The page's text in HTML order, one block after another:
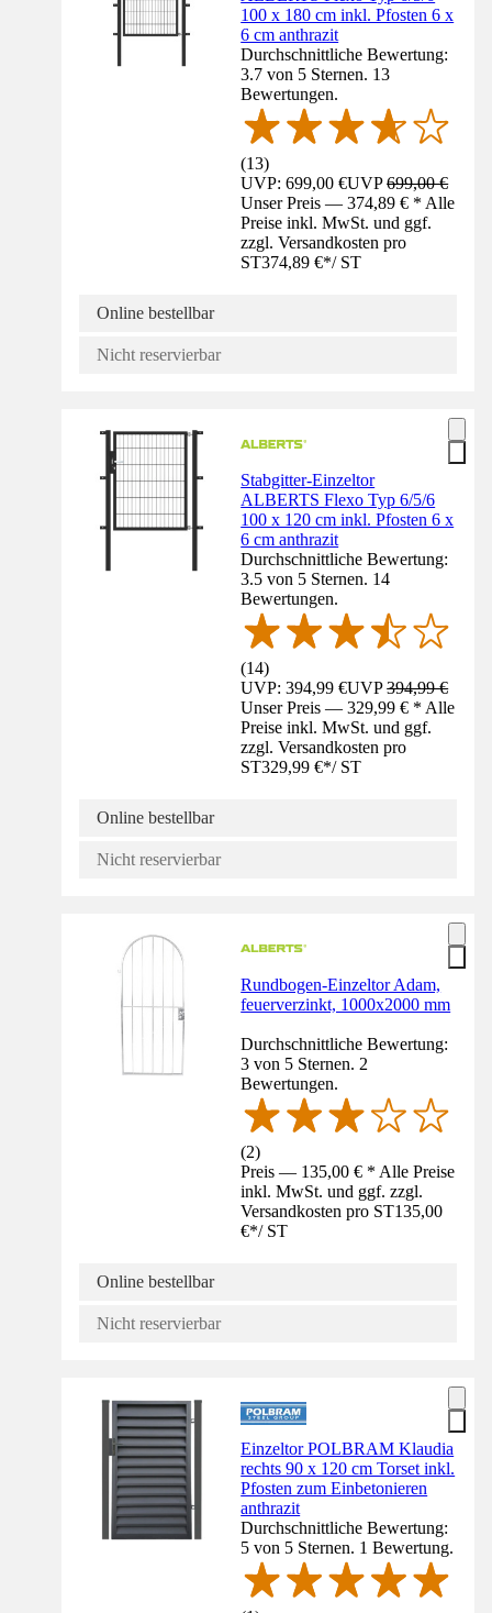
100 x 180 cm inkl. Pfosten 6 x
6 cm anthrazit
Durchschnittliche Bewertung:
3.7 von 5 Sternen. 13
Bewertungen.
(13)
UVP: 699,00 €UVP699,00 €
Unser Preis — 374,89 € * Alle
Preise inkl. MwSt. und ggf.
zzgl. Versandkosten pro
ST374,89 €*/ ST
Online bestellbar
Nicht reservierbar
Stabgitter-Einzeltor
ALBERTS Flexo Typ 6/5/6
100 x 120 cm inkl. Pfosten 6 x
6 cm anthrazit
Durchschnittliche Bewertung:
3.5 von 5 Sternen. 14
Bewertungen.
(14)
UVP: 394,99 €UVP394,99 €
Unser Preis — 329,99 € * Alle
Preise inkl. MwSt. und ggf.
zzgl. Versandkosten pro
ST329,99 €*/ ST
Online bestellbar
Nicht reservierbar
Rundbogen-Einzeltor Adam,
feuerverzinkt, 1000x2000 mm
Durchschnittliche Bewertung:
3 von 5 Sternen. 2
Bewertungen.
(2)
Preis — 135,00 € * Alle Preise
inkl. MwSt. und ggf. zzgl.
Versandkosten pro ST135,00
€*/ ST
Online bestellbar
Nicht reservierbar
Einzeltor POLBRAM Klaudia
rechts 90 x 120 cm Torset inkl.
Pfosten zum Einbetonieren
anthrazit
Durchschnittliche Bewertung:
5 von 5 Sternen. 1 Bewertung.